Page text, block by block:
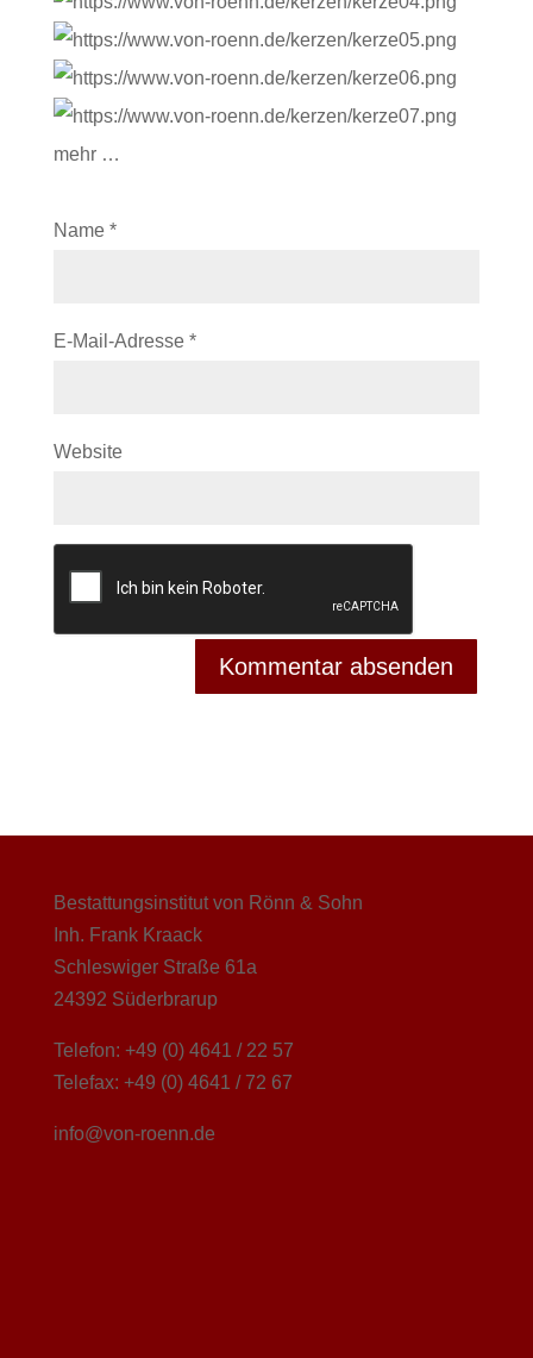
mehr …
Name *
E-Mail-Adresse *
Website
Bestattungsinstitut von Rönn & Sohn
Inh. Frank Kraack
Schleswiger Straße 61a
24392 Süderbrarup
Telefon: +49 (0) 4641 / 22 57
Telefax: +49 (0) 4641 / 72 67
info@von-roenn.de